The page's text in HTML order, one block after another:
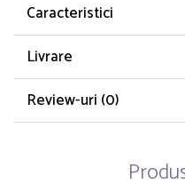
Caracteristici
Livrare
Review-uri (0)